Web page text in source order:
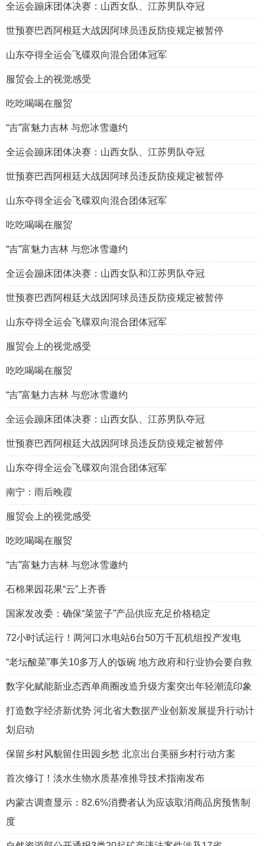
全运会蹦床团体决赛：山西女队、江苏男队夺冠
世预赛巴西阿根廷大战因阿球员违反防疫规定被暂停
山东夺得全运会飞碟双向混合团体冠军
服贸会上的视觉感受
吃吃喝喝在服贸
“吉”富魅力吉林 与您冰雪邀约
全运会蹦床团体决赛：山西女队、江苏男队夺冠
世预赛巴西阿根廷大战因阿球员违反防疫规定被暂停
山东夺得全运会飞碟双向混合团体冠军
吃吃喝喝在服贸
“吉”富魅力吉林 与您冰雪邀约
全运会蹦床团体决赛：山西女队和江苏男队夺冠
世预赛巴西阿根廷大战因阿球员违反防疫规定被暂停
山东夺得全运会飞碟双向混合团体冠军
服贸会上的视觉感受
吃吃喝喝在服贸
“吉”富魅力吉林 与您冰雪邀约
全运会蹦床团体决赛：山西女队、江苏男队夺冠
世预赛巴西阿根廷大战因阿球员违反防疫规定被暂停
山东夺得全运会飞碟双向混合团体冠军
南宁：雨后晚霞
服贸会上的视觉感受
吃吃喝喝在服贸
“吉”富魅力吉林 与您冰雪邀约
石棉果园花果“云”上齐香
国家发改委：确保“菜篮子”产品供应充足价格稳定
72小时试运行！两河口水电站6台50万千瓦机组投产发电
“老坛酸菜”事关10多万人的饭碗 地方政府和行业协会要自救
数字化赋能新业态西单商圈改造升级方案突出年轻潮流印象
打造数字经济新优势 河北省大数据产业创新发展提升行动计
划启动
保留乡村风貌留住田园乡愁 北京出台美丽乡村行动方案
首次修订！淡水生物水质基准推导技术指南发布
内蒙古调查显示：82.6%消费者认为应该取消商品房预售制
度